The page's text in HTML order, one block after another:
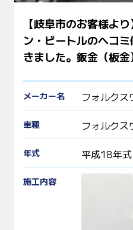
【岐阜市のお客様よ
ン・ビートルのヘコ
きました。鈑金（板
メーカー名 フォルクス
車種 フォルク
年式 平成18年式
施工内容